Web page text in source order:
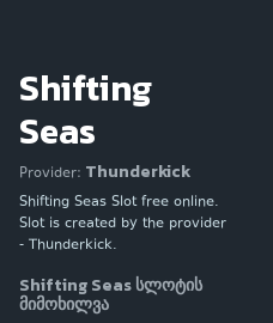
Shifting
Seas
Provider: Thunderkick
Shifting Seas Slot free online.
Slot is created by the provider
- Thunderkick.
Shifting Seas სლოტის
მიმოხილვა